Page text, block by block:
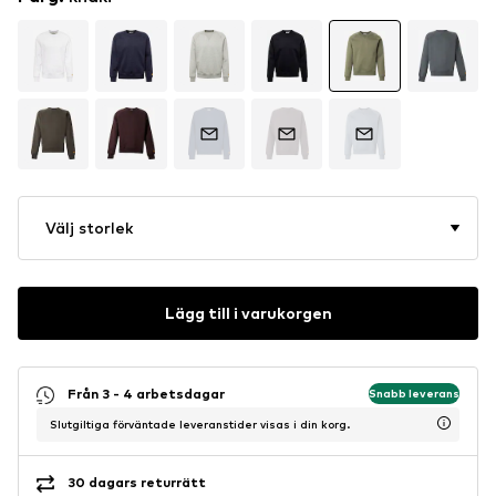
Välj storlek
Lägg till i varukorgen
Från 3 - 4 arbetsdagar Snabb leverans
Slutgiltiga förväntade leveranstider visas i din korg.
30 dagars returrätt